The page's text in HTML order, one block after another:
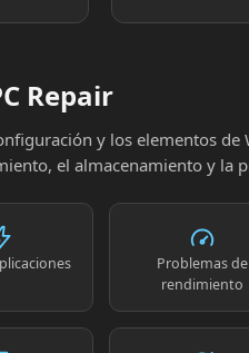
Repair
y los elementos
el almacenamiento y la
Problemas de
rendimiento